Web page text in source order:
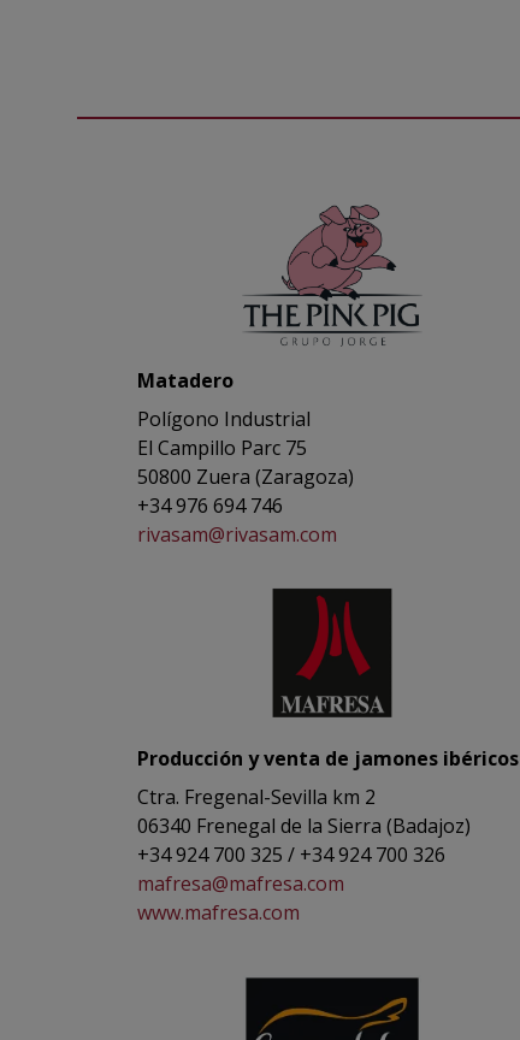
Matadero
Polígono Industrial
El Campillo Parc 75
50800 Zuera (Zaragoza)
+34 976 694 746
rivasam@rivasam.com
Producción y venta de jamones ibéricos
Ctra. Fregenal-Sevilla km 2
06340 Frenegal de la Sierra (Badajoz)
+34 924 700 325 / +34 924 700 326
mafresa@mafresa.com
www.mafresa.com